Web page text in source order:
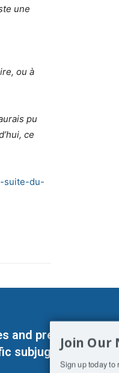
une
ou à
pu
ce
suite-du-
predetermined
subjugation of
Join Our
Sign up today to